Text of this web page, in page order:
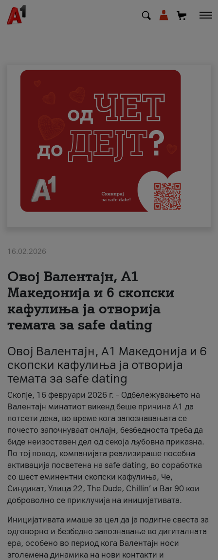
Деловни
Поддршка
Надополни кредит
Плати сметка
#ПодобарОнлајн
16.02.2026
Овој Валентајн, A1
Македонија и 6 скопски
кафулиња ја отворија
темата за safe dating
Овој Валентајн, A1 Македонија и 6
скопски кафулиња ја отворија
темата за safe dating
Скопје, 16 февруари 2026 г. – Одбележувањето на
Валентајн минатиот викенд беше причина А1 да
потсети дека, во време кога запознавањата се
почесто започнуваат онлајн, безбедноста треба да
биде неизоставен дел од секоја љубовна приказна.
По тој повод, компанијата реализираше посебна
активација посветена на safe dating, во соработка
со шест еминентни скопски кафулиња, Че,
Синдикат, Улица 22, The Dude, Chillin’ и Bar 90 кои
доброволно се приклучија на иницијативата.
Иницијативата имаше за цел да ја подигне свеста за
одговорно и безбедно запознавање во дигиталната
ера, особено во период кога Валентајн носи
зголемена динамика на нови контакти и